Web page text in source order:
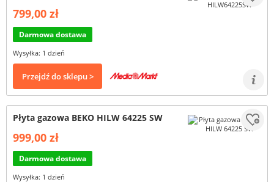
799,00 zł
Darmowa dostawa
Wysyłka: 1 dzień
Przejdź do sklepu >
Płyta gazowa BEKO HILW 64225 SW
999,00 zł
Darmowa dostawa
Wysyłka: 1 dzień